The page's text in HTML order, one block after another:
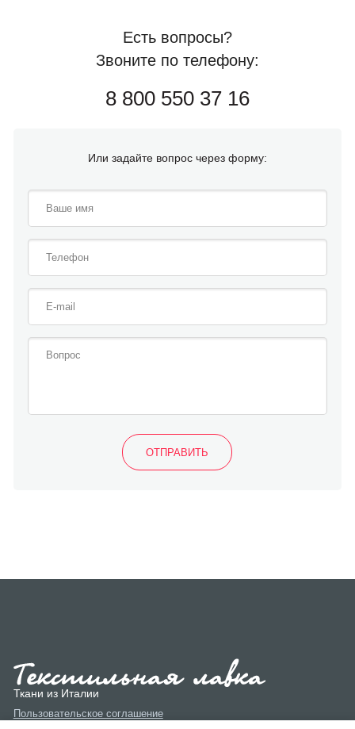
Есть вопросы?
Звоните по телефону:
8 800 550 37 16
Или задайте вопрос через форму:
Ткани из Италии
Пользовательское соглашение